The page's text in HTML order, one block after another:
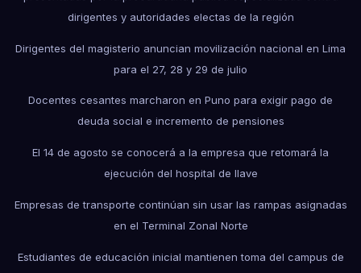
dirigentes y autoridades electas de la región
Dirigentes del magisterio anuncian movilización nacional en Lima
para el 27, 28 y 29 de julio
Docentes cesantes marcharon en Puno para exigir pago de
deuda social e incremento de pensiones
El 14 de agosto se conocerá a la empresa que retomará la
ejecución del hospital de Ilave
Empresas de transporte continúan sin usar las rampas asignadas
en el Terminal Zonal Norte
Estudiantes de educación inicial mantienen toma del campus de